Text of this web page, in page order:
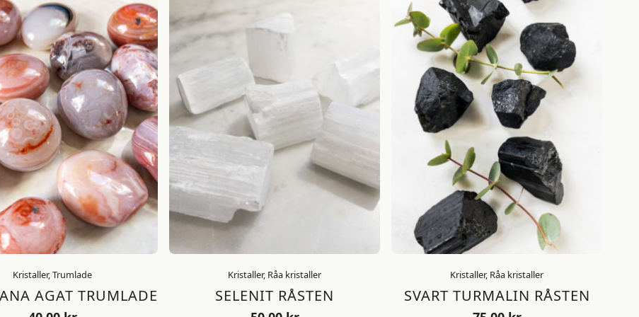
Kristaller, Trumlade
AGAT TRUMLADE
Kristaller, Råa kristaller
SELENIT RÅSTEN
Kristaller, Råa kristaller
SVART TURMALIN RÅSTEN